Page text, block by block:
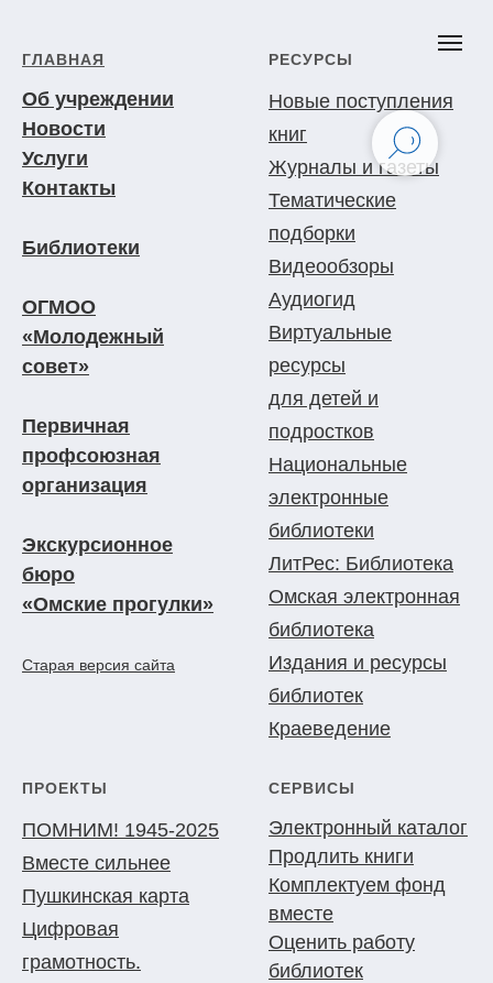
ГЛАВНАЯ
Об учреждении
Новости
Услуги
Контакты
Библиотеки
ОГМОО
«Молодежный
совет»
Первичная
профсоюзная
организация
Экскурсионное
бюро
«Омские прогулки»
Старая версия сайта
РЕСУРСЫ
Новые поступления
книг
Журналы и газеты
Тематические
подборки
Видеообзоры
Аудиогид
Виртуальные
ресурсы
для детей и
подростков
Национальные
электронные
библиотеки
ЛитРес: Библиотека
Омская электронная
библиотека
Издания и ресурсы
библиотек
Краеведение
ПРОЕКТЫ
ПОМНИМ! 1945-2025
Вместе сильнее
Пушкинская карта
Цифровая
грамотность.
СЕРВИСЫ
Электронный каталог
Продлить книги
Комплектуем фонд
вместе
Оценить работу
библиотек